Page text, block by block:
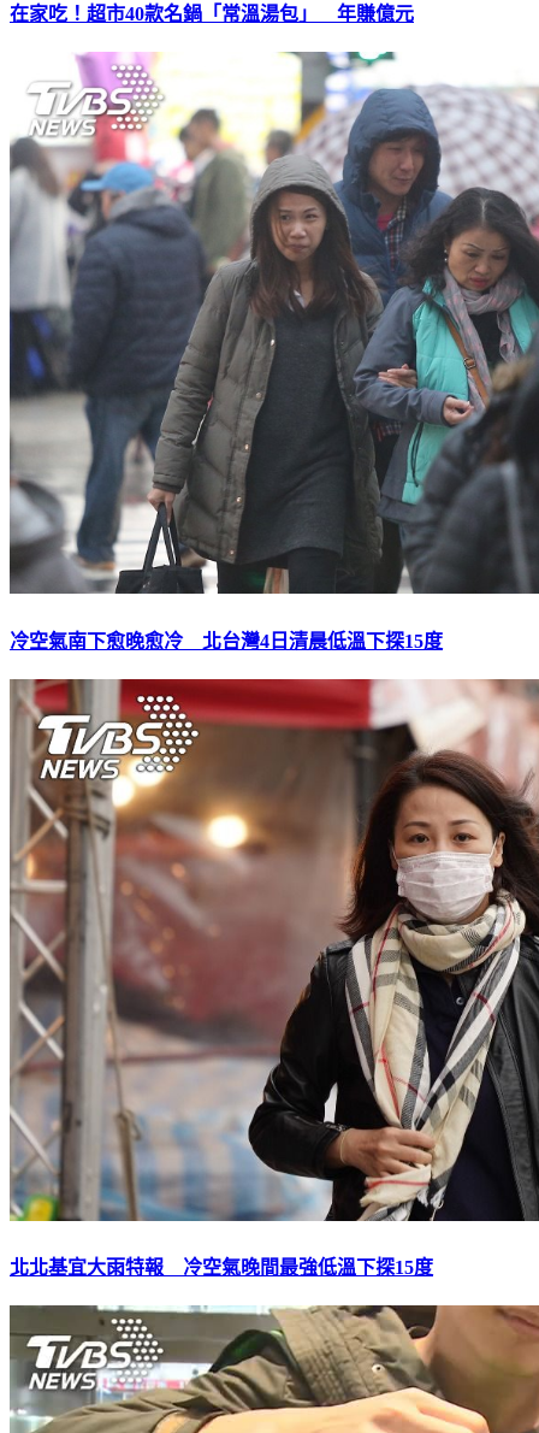
在家吃！超市40款名鍋「常溫湯包」 年賺億元
冷空氣南下愈晚愈冷 北台灣4日清晨低溫下探15度
北北基宜大雨特報 冷空氣晚間最強低溫下探15度